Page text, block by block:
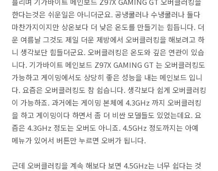
한다는것은 쉬운일은 아니더군요. 공냉쿨러나 수냉쿨러나 둘다
마찬가지이지만 상온보다 더 낮은 온도를 만들기는 힘듭니다. 더
운 여름날 그것도 제일 더운 제방에서 오버클러킹을 해보려고 하
니 생각보단 힘들더군요. 오버클러킹은 온도와 깊은 연관이 있습
니다. 기가바이트 메인보드 Z97X GAMING GT 는 오버클러킹도
가능하고 게이밍에서도 상당히 좋은 성능을 내는 메인보드 입니
다. 요즘은 오버클러킹도 참 쉽습니다. 생각보다 쉽게 오버클러킹
이 가능하죠. 과거에는 게이밍 본체에 4.3GHz 까지 오버클러킹
을 하고 게이밍이다 하면서 좀 더 비싼 모델들도 있었는데요. 요
즘은 4.3GHz 정도는 오버도 아니죠. 4.5GHz 정도까지는 아예
메뉴가 있어서 버튼만 누르면 오버가 됩니다.
근데 오버클러킹을 계속 해보다 보면 4.5GHz는 너무 쉽다는 것